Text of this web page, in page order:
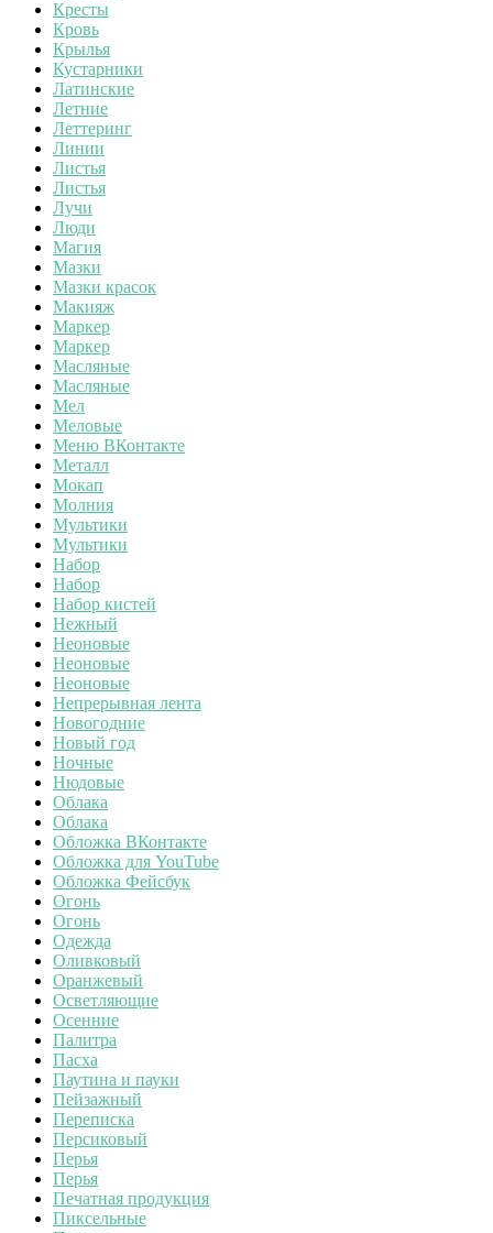
Кресты
Кровь
Крылья
Кустарники
Латинские
Летние
Леттеринг
Линии
Листья
Листья
Лучи
Люди
Магия
Мазки
Мазки красок
Макияж
Маркер
Маркер
Масляные
Масляные
Мел
Меловые
Меню ВКонтакте
Металл
Мокап
Молния
Мультики
Мультики
Набор
Набор
Набор кистей
Нежный
Неоновые
Неоновые
Неоновые
Непрерывная лента
Новогодние
Новый год
Ночные
Нюдовые
Облака
Облака
Обложка ВКонтакте
Обложка для YouTube
Обложка Фейсбук
Огонь
Огонь
Одежда
Оливковый
Оранжевый
Осветляющие
Осенние
Палитра
Пасха
Паутина и пауки
Пейзажный
Переписка
Персиковый
Перья
Перья
Печатная продукция
Пиксельные